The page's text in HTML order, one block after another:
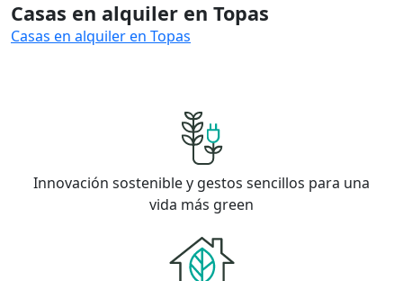
Casas en alquiler en Topas
Casas en alquiler en Topas
Innovación sostenible y gestos sencillos para una
vida más green